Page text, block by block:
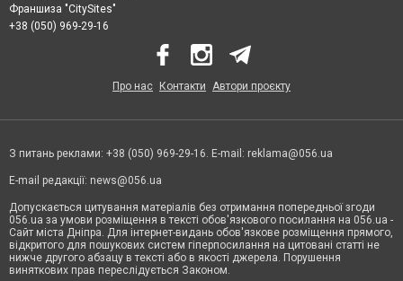
Франшиза "CitySites"
+38 (050) 969-29-16
Про нас Контакти Автори проєкту
З питань реклами: +38 (050) 969-29-16. E-mail: reklama@056.ua
E-mail редакції: news@056.ua
Допускається цитування матеріалів без отримання попередньої згоди
056.ua за умови розміщення в тексті обов'язкового посилання на 056.ua -
Сайт міста Дніпра. Для інтернет-видань обов'язкове розміщення прямого,
відкритого для пошукових систем гіперпосилання на цитовані статті не
нижче другого абзацу в тексті або в якості джерела. Порушення
виняткових прав переслідується Законом.